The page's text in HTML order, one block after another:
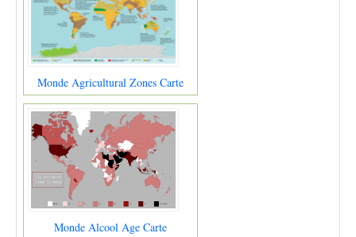
Monde Agricultural Zones Carte
Monde Alcool Age Carte